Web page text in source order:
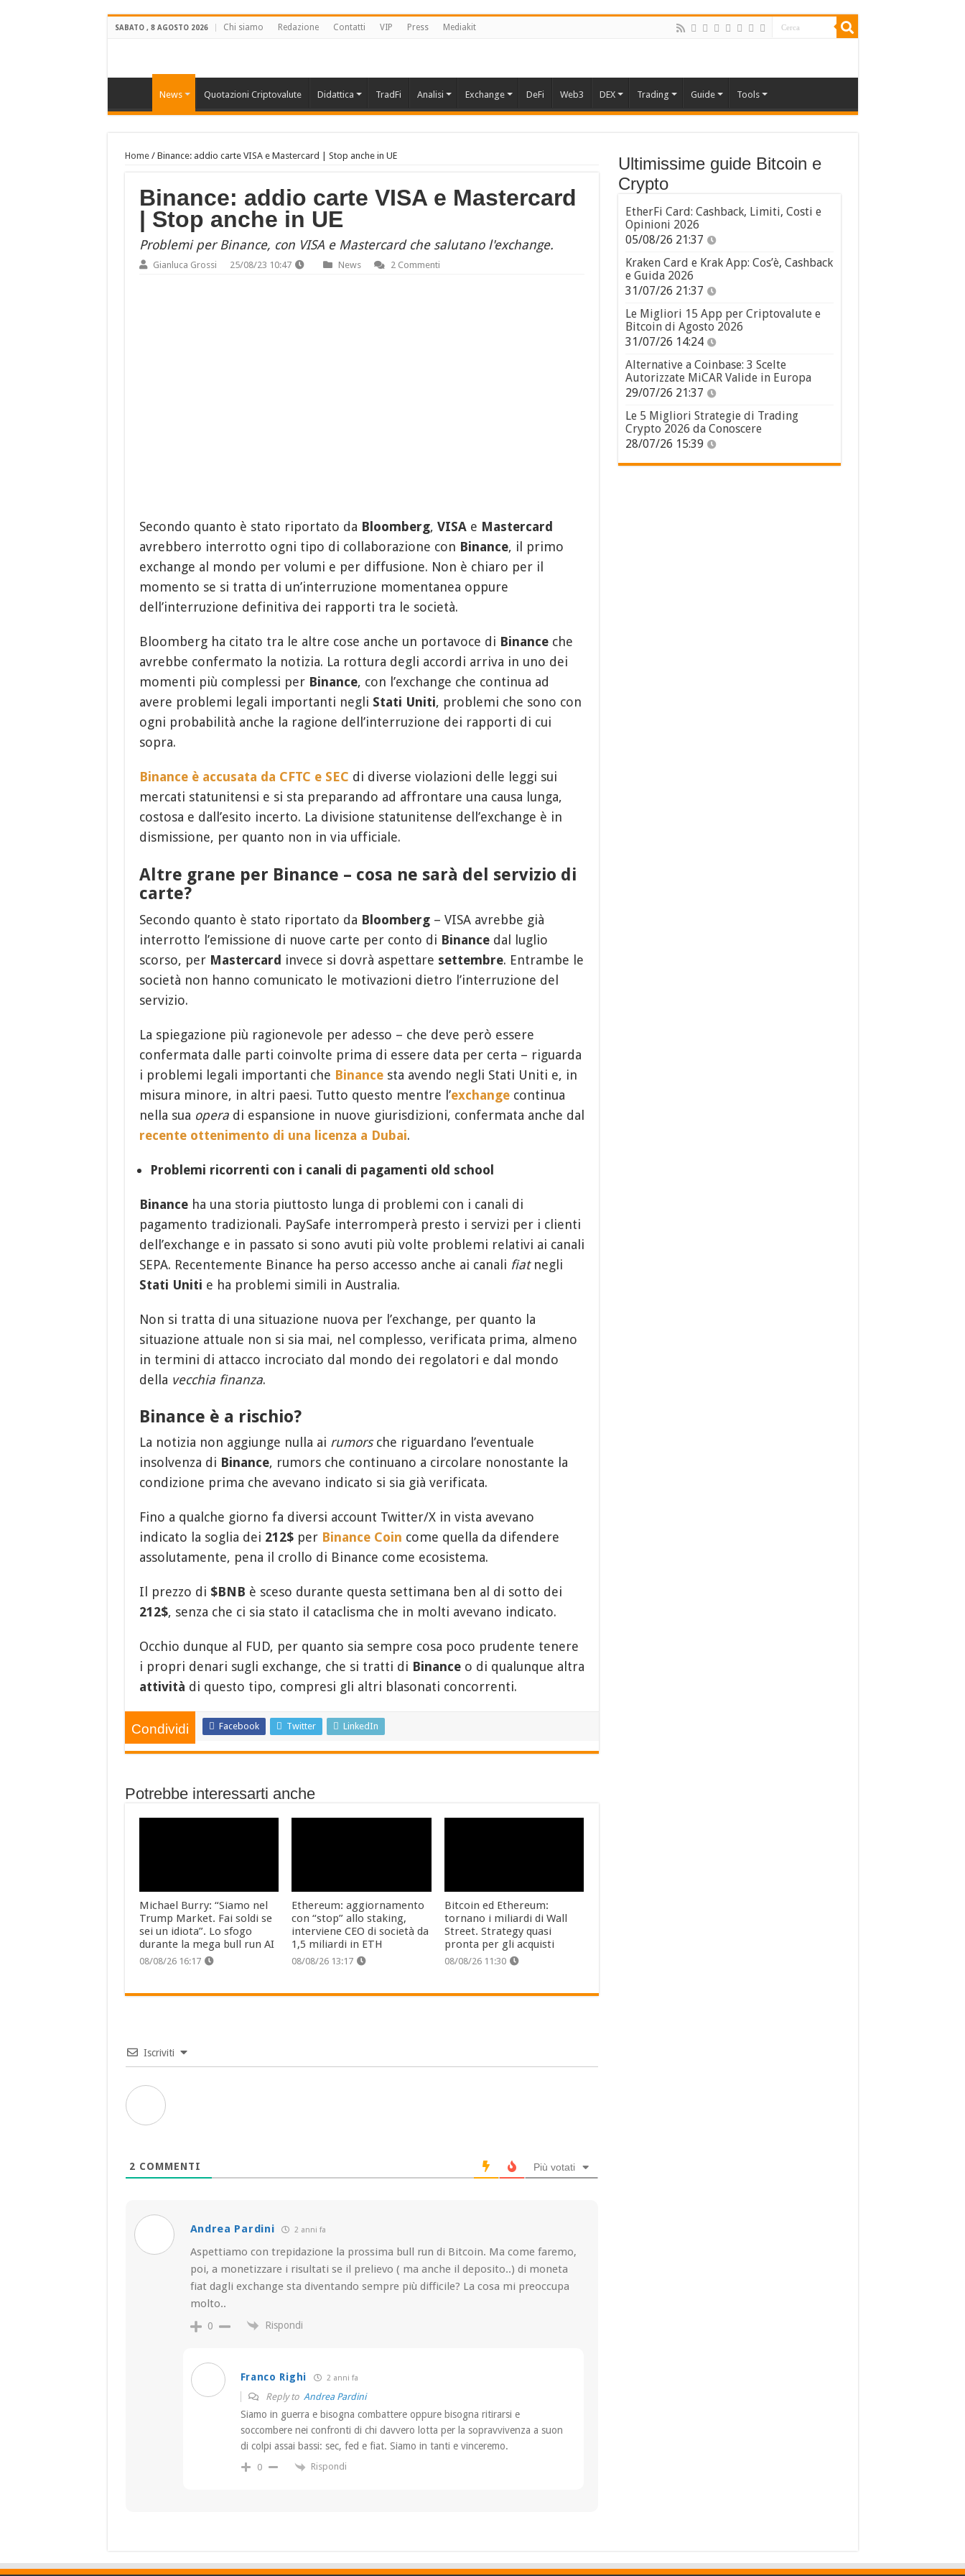
SABATO , 8 AGOSTO 2026 Chi siamo Redazione Contatti VIP Press Mediakit
News Quotazioni Criptovalute Didattica TradFi Analisi Exchange DeFi Web3 DEX Trading Guide Tools
Home/ Binance: addio carte VISA e Mastercard | Stop anche in UE
Binance: addio carte VISA e Mastercard
| Stop anche in UE
Problemi per Binance, con VISA e Mastercard che salutano l'exchange.
Gianluca Grossi 25/08/23 10:47 News 2 Commenti
Secondo quanto è stato riportato da Bloomberg, VISAe Mastercard
avrebbero interrotto ogni tipo di collaborazione con Binance, il primo
exchange al mondo per volumi e per diffusione. Non è chiaro per il
momento se si tratta di un’interruzione momentanea oppure
dell’interruzione definitiva dei rapporti tra le società.
Bloomberg ha citato tra le altre cose anche un portavoce di Binanceche
avrebbe confermato la notizia. La rottura degli accordi arriva in uno dei
momenti più complessi per Binance, con l’exchange che continua ad
avere problemi legali importanti negli Stati Uniti, problemi che sono con
ogni probabilità anche la ragione dell’interruzione dei rapporti di cui
sopra.
Binance è accusata da CFTC e SEC di diverse violazioni delle leggi sui
mercati statunitensi e si sta preparando ad affrontare una causa lunga,
costosa e dall’esito incerto. La divisione statunitense dell’exchange è in
dismissione, per quanto non in via ufficiale.
Altre grane per Binance – cosa ne sarà del servizio di
carte?
Secondo quanto è stato riportato da Bloomberg– VISA avrebbe già
interrotto l’emissione di nuove carte per conto di Binancedal luglio
scorso, per Mastercard invece si dovrà aspettare settembre. Entrambe le
società non hanno comunicato le motivazioni dietro l’interruzione del
servizio.
La spiegazione più ragionevole per adesso – che deve però essere
confermata dalle parti coinvolte prima di essere data per certa – riguarda
i problemi legali importanti che Binancesta avendo negli Stati Uniti e, in
misura minore, in altri paesi. Tutto questo mentre l’exchangecontinua
nella sua operadi espansione in nuove giurisdizioni, confermata anche dal
recente ottenimento di una licenza a Dubai.
Problemi ricorrenti con i canali di pagamenti old school
Binanceha una storia piuttosto lunga di problemi con i canali di
pagamento tradizionali. PaySafe interromperà presto i servizi per i clienti
dell’exchange e in passato si sono avuti più volte problemi relativi ai canali
SEPA. Recentemente Binance ha perso accesso anche ai canali fiatnegli
Stati Uniti e ha problemi simili in Australia.
Non si tratta di una situazione nuova per l’exchange, per quanto la
situazione attuale non si sia mai, nel complesso, verificata prima, almeno
in termini di attacco incrociato dal mondo dei regolatori e dal mondo
della vecchia finanza.
Binance è a rischio?
La notizia non aggiunge nulla ai rumorsche riguardano l’eventuale
insolvenza di Binance, rumors che continuano a circolare nonostante la
condizione prima che avevano indicato si sia già verificata.
Fino a qualche giorno fa diversi account Twitter/X in vista avevano
indicato la soglia dei 212$per Binance Coin come quella da difendere
assolutamente, pena il crollo di Binance come ecosistema.
Il prezzo di $BNB è sceso durante questa settimana ben al di sotto dei
212$, senza che ci sia stato il cataclisma che in molti avevano indicato.
Occhio dunque al FUD, per quanto sia sempre cosa poco prudente tenere
i propri denari sugli exchange, che si tratti di Binanceo di qualunque altra
attività di questo tipo, compresi gli altri blasonati concorrenti.
Condividi Facebook Twitter LinkedIn
Potrebbe interessarti anche
Michael Burry: “Siamo nel
Trump Market. Fai soldi se
sei un idiota”. Lo sfogo
durante la mega bull run AI
08/08/26 16:17
Ethereum: aggiornamento
con “stop” allo staking,
interviene CEO di società da
1,5 miliardi in ETH
08/08/26 13:17
Bitcoin ed Ethereum:
tornano i miliardi di Wall
Street. Strategy quasi
pronta per gli acquisti
08/08/26 11:30
Iscriviti
2 COMMENTI Più votati
Andrea Pardini 2 anni fa
Aspettiamo con trepidazione la prossima bull run di Bitcoin. Ma come faremo,
poi, a monetizzare i risultati se il prelievo ( ma anche il deposito..) di moneta
fiat dagli exchange sta diventando sempre più difficile? La cosa mi preoccupa
molto..
0 Rispondi
Franco Righi 2 anni fa
Reply to Andrea Pardini
Siamo in guerra e bisogna combattere oppure bisogna ritirarsi e
soccombere nei confronti di chi davvero lotta per la sopravvivenza a suon
di colpi assai bassi: sec, fed e fiat. Siamo in tanti e vinceremo.
0 Rispondi
Ultimissime guide Bitcoin e
Crypto
EtherFi Card: Cashback, Limiti, Costi e
Opinioni 2026
05/08/26 21:37
Kraken Card e Krak App: Cos’è, Cashback
e Guida 2026
31/07/26 21:37
Le Migliori 15 App per Criptovalute e
Bitcoin di Agosto 2026
31/07/26 14:24
Alternative a Coinbase: 3 Scelte
Autorizzate MiCAR Valide in Europa
29/07/26 21:37
Le 5 Migliori Strategie di Trading
Crypto 2026 da Conoscere
28/07/26 15:39